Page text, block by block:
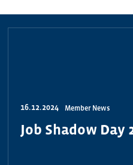
16.12.2024 Member News
Job Shadow Day